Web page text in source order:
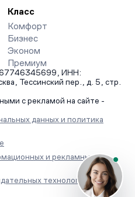
Класс
Комфорт
Бизнес
Эконом
Премиум
ИНН:
Тессинский пер., д. 5, стр.
с рекламой на сайте -
данных и политика
и рекламных
технологий